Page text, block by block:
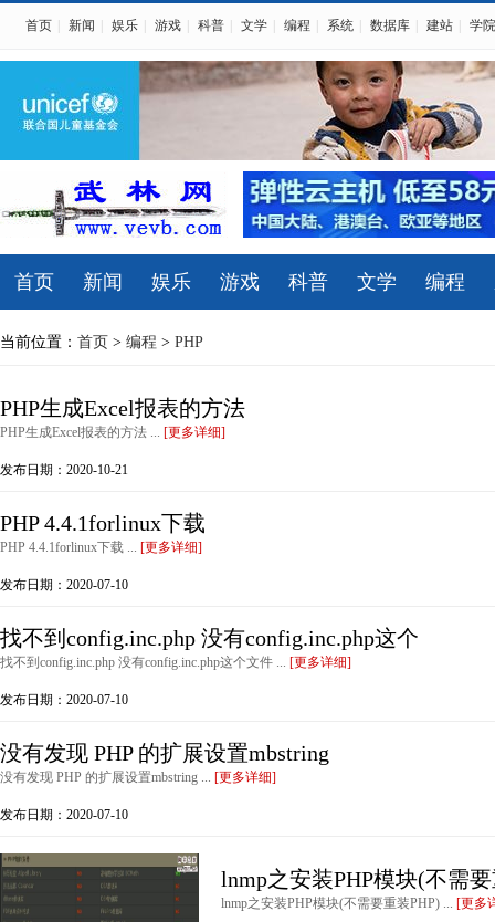
首页 新闻 娱乐 游戏 科普 文学 编程 系统 数据库 建站 学院
首页 新闻 娱乐 游戏 科普 文学 编程
当前位置： 首页 > 编程 > PHP
PHP生成Excel报表的方法
PHP生成Excel报表的方法 ... [更多详细]
发布日期：2020-10-21
PHP 4.4.1forlinux下载
PHP 4.4.1forlinux下载 ... [更多详细]
发布日期：2020-07-10
找不到config.inc.php 没有config.inc.php这个
找不到config.inc.php 没有config.inc.php这个文件 ... [更多详细]
发布日期：2020-07-10
没有发现 PHP 的扩展设置mbstring
没有发现 PHP 的扩展设置mbstring ... [更多详细]
发布日期：2020-07-10
lnmp之安装PHP模块(不需
lnmp之安装PHP模块(不需要重装PHP) ... [更多